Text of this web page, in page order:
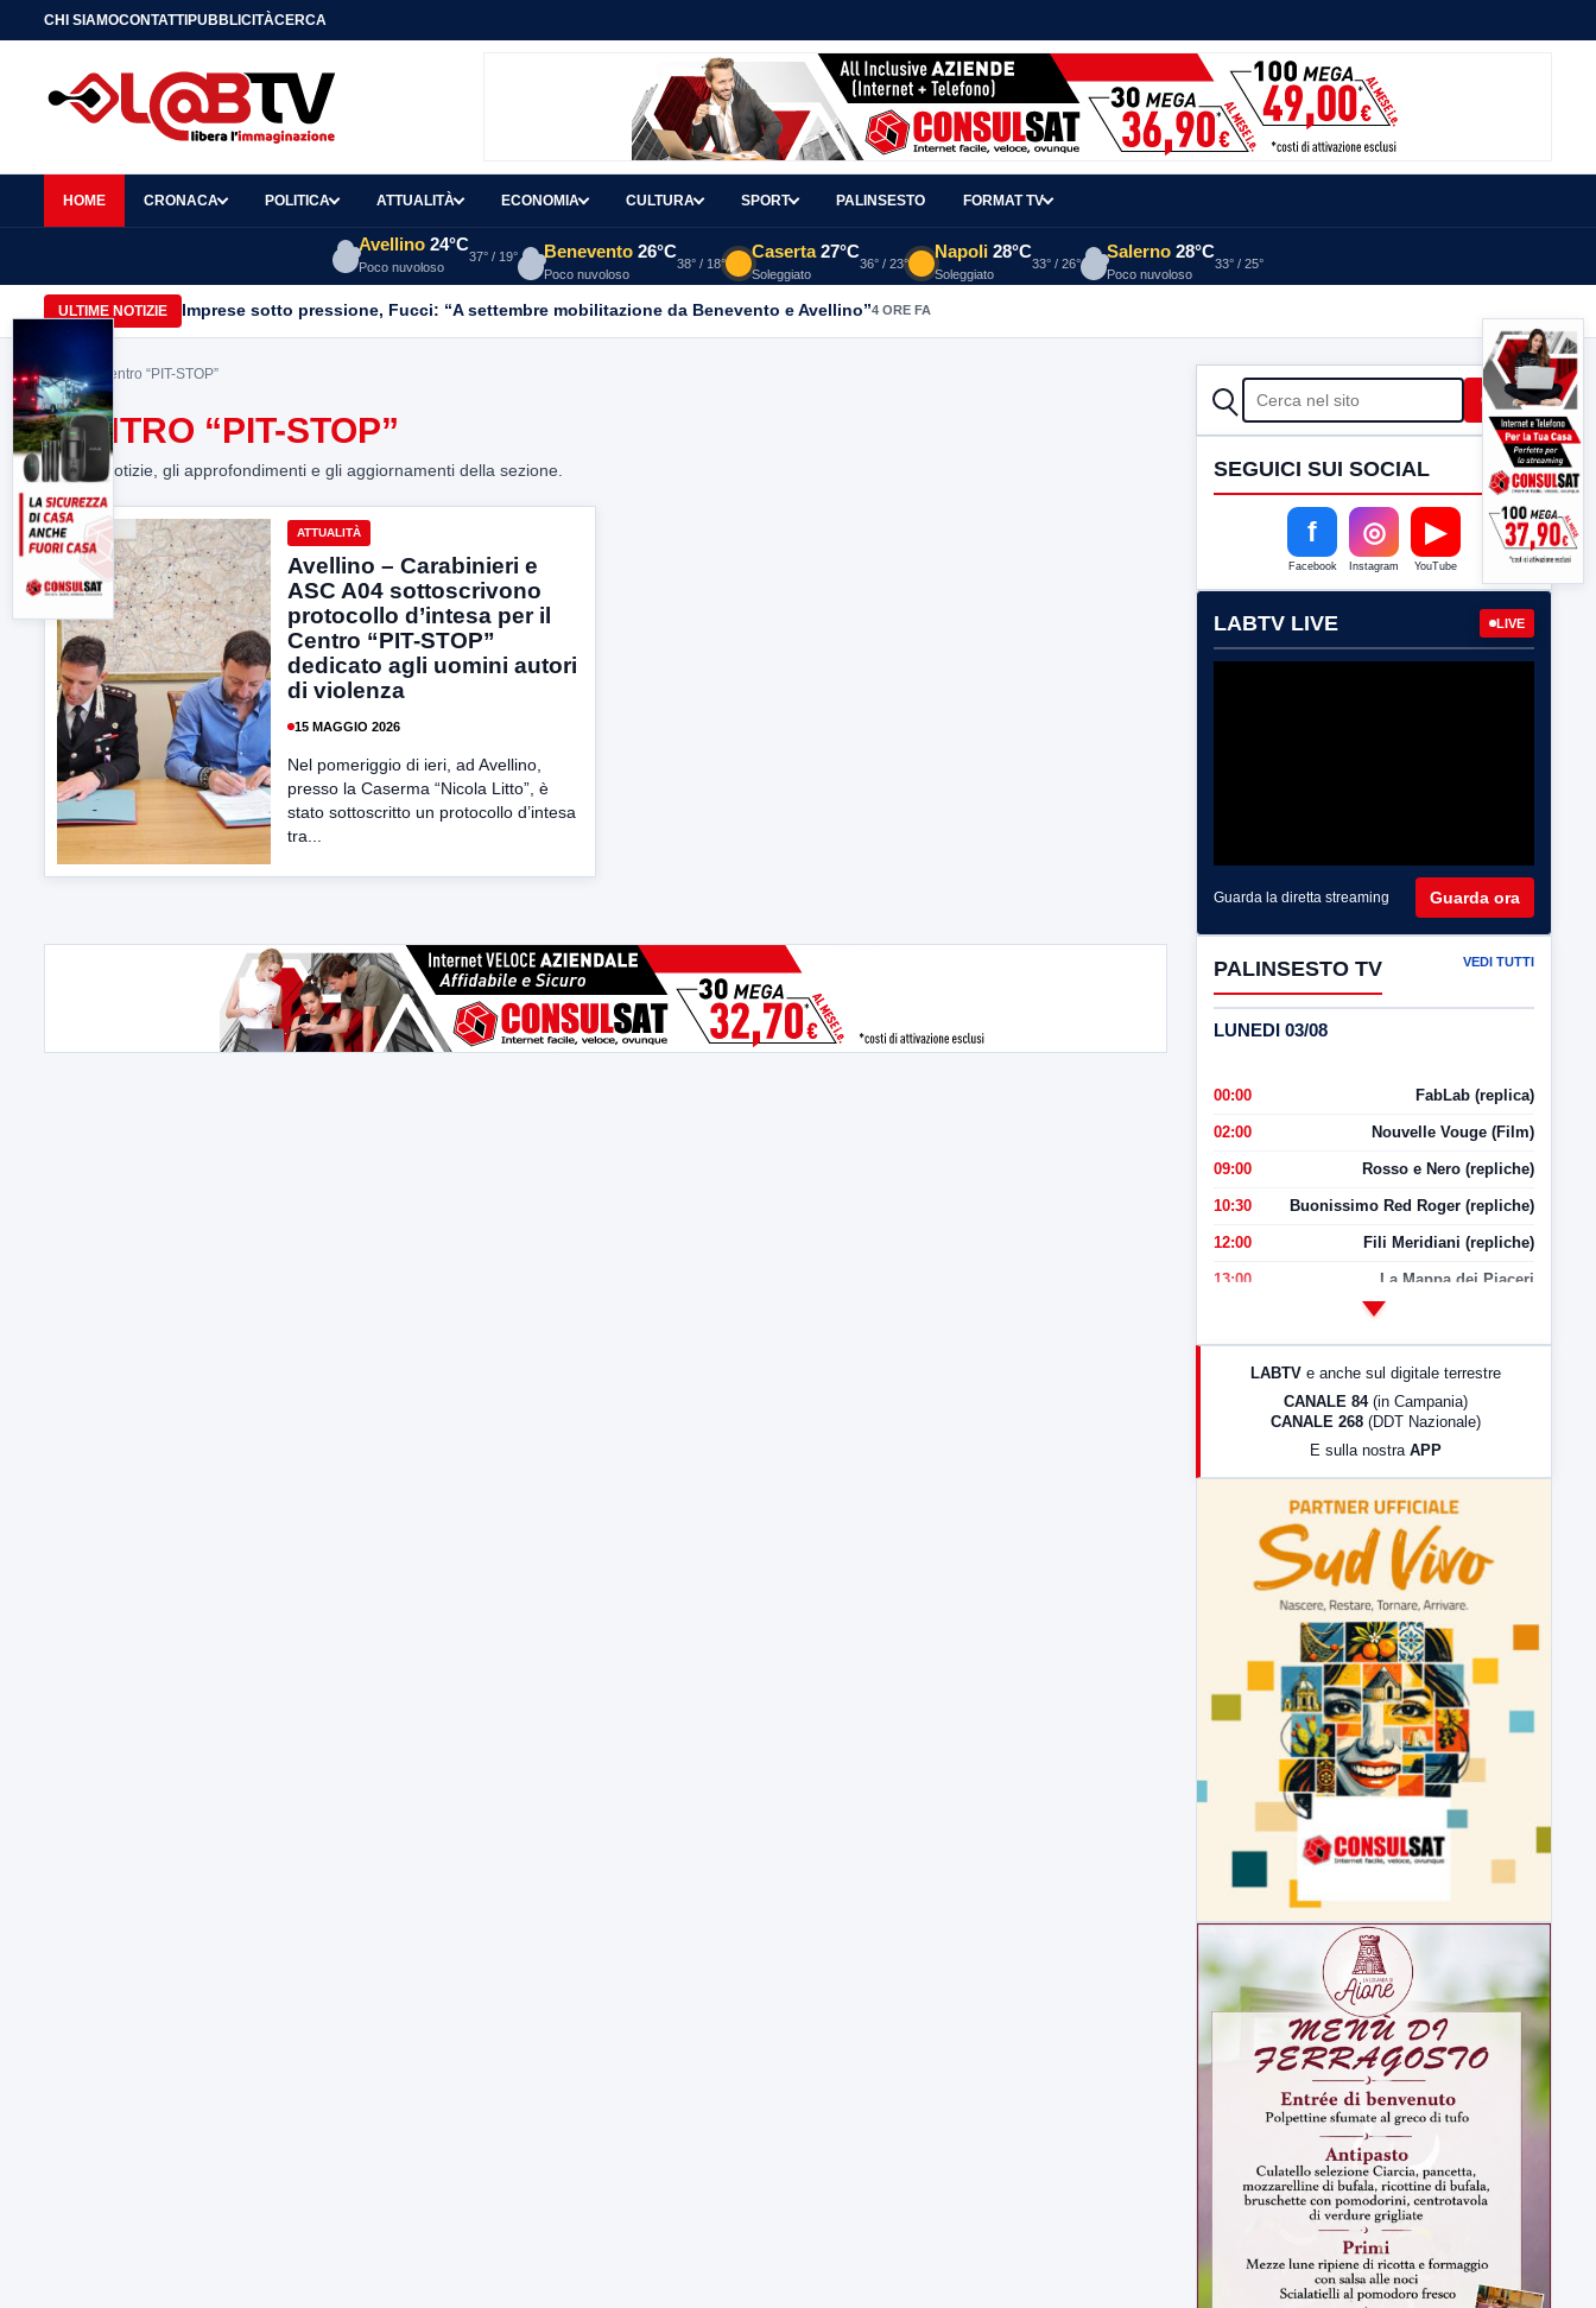
CHI SIAMOCONTATTIPUBBLICITÀCERCA
HOME CRONACA POLITICA ATTUALITÀ ECONOMIA CULTURA SPORT PALINSESTO FORMAT TV
Avellino 24°C
Poco nuvoloso
37° / 19° Benevento 26°C
Poco nuvoloso
38° / 18°
Caserta 27°C
Soleggiato
36° / 23°
Napoli 28°C
Soleggiato
33° / 26°
Salerno 28°C
Poco nuvoloso
33° / 25°
ULTIME NOTIZIE Imprese sotto pressione, Fucci: “A settembre mobilitazione da Benevento e Avellino”4 ORE FA
Home> Centro “PIT-STOP”
CENTRO “PIT-STOP”
Tutte le notizie, gli approfondimenti e gli aggiornamenti della sezione.
ATTUALITÀ
Avellino – Carabinieri e
ASC A04 sottoscrivono
protocollo d’intesa per il
Centro “PIT-STOP”
dedicato agli uomini autori
di violenza
15 MAGGIO 2026
Nel pomeriggio di ieri, ad Avellino,
presso la Caserma “Nicola Litto”, è
stato sottoscritto un protocollo d’intesa
tra...
CERCA Cerca
SEGUICI SUI SOCIAL
f
Facebook
◎
Instagram
▶
YouTube
LABTV LIVE LIVE
Guarda la diretta streaming Guarda ora
PALINSESTO TV VEDI TUTTI
LUNEDI 03/08
00:00 FabLab (replica)
02:00 Nouvelle Vouge (Film)
09:00 Rosso e Nero (repliche)
10:30 Buonissimo Red Roger (repliche)
12:00 Fili Meridiani (repliche)
13:00 La Mappa dei Piaceri
LabNews (Diretta)
LabNews (replica)
LABTV e anche sul digitale terrestre
CANALE 84 (in Campania)
CANALE 268 (DDT Nazionale)
E sulla nostra APP